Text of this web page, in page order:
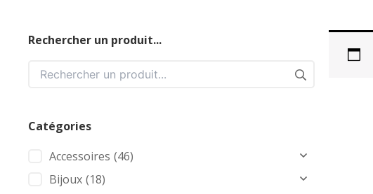
Rechercher un produit...
Catégories
Accessoires (46)
Bijoux (18)